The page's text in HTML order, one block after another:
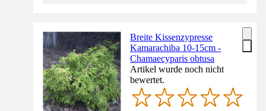
Breite Kissenzypresse
Kamarachiba 10-15cm -
Chamaecyparis obtusa
Artikel wurde noch nicht
bewertet.